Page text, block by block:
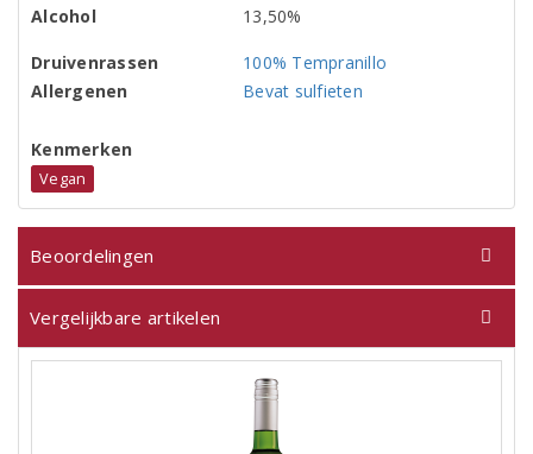
Alcohol
13,50%
Druivenrassen
100% Tempranillo
Allergenen
Bevat sulfieten
Kenmerken
Vegan
Beoordelingen
Vergelijkbare artikelen